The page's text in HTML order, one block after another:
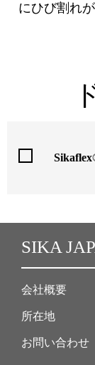
にひび割れ
SIKA
会社概要
所在地
お問い合わせ